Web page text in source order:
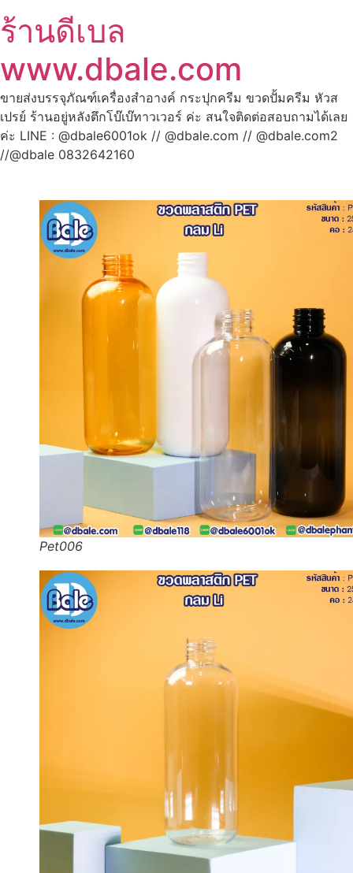
ร้านดีเบล
www.dbale.com
ขายส่งบรรจุภัณฑ์เครื่องสำอางค์ กระปุกครีม ขวดปั้มครีม หัวส
เปรย์ ร้านอยู่หลังตึกโบ๊เบ๊ทาวเวอร์ ค่ะ สนใจติดต่อสอบถามได้เลย
ค่ะ LINE : @dbale6001ok // @dbale.com // @dbale.com2
//@dbale 0832642160
Pet006